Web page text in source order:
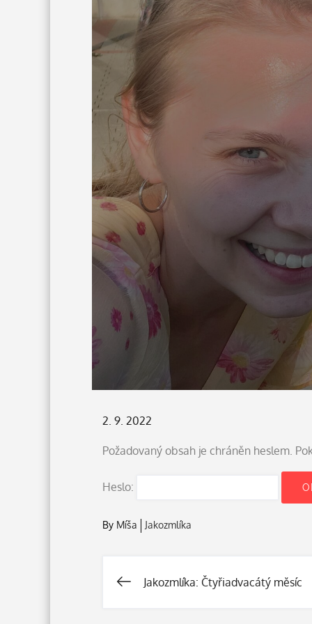
Posted
2. 9. 2022
Požadovaný obsah je chráněn heslem.
Heslo:
By Míša Jakozmlíka
Navigace
Jakozmlíka: Čtyřiadvacátý měsíc